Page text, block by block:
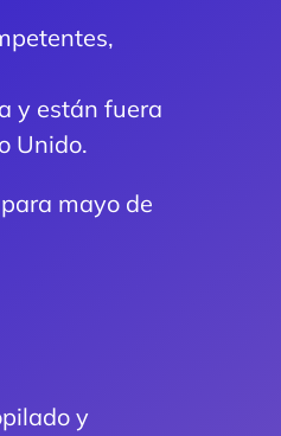
y están fuera
Unido.
mayo de
y